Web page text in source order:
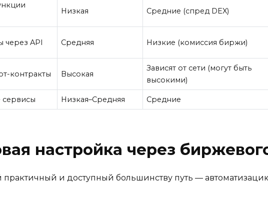
Низкая Средние (спред DEX)
API Средняя Низкие (комиссия биржи)
контракты Высокая
Зависят от сети (могут быть
высокими)
сервисы Низкая–Средняя Средние
настройка через
практичный и доступный большинству путь —